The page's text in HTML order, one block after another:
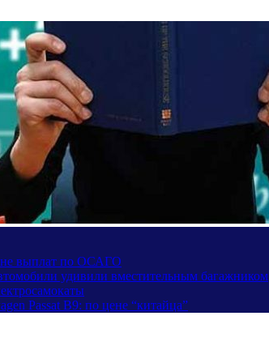
выплат по ОСАГО
удивили вместительным багажником
Passat B9: по цене “китайца”